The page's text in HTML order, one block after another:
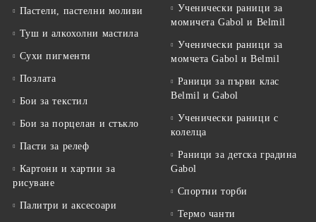
Пастели, пастелни моливи
Туш и алкохолни мастила
Сухи пигменти
Позлата
Бои за текстил
Бои за порцелан и стъкло
Пасти за релеф
Картони и хартии за
рисуване
Палитри и аксесоари
Ученически раници за
момичета Gabol и Belmil
Ученически раници за
момчета Gabol и Belmil
Раници за първи клас
Belmil и Gabol
Ученически раници с
колелца
Раници за детска градина
Gabol
Спортни торби
Термо чанти